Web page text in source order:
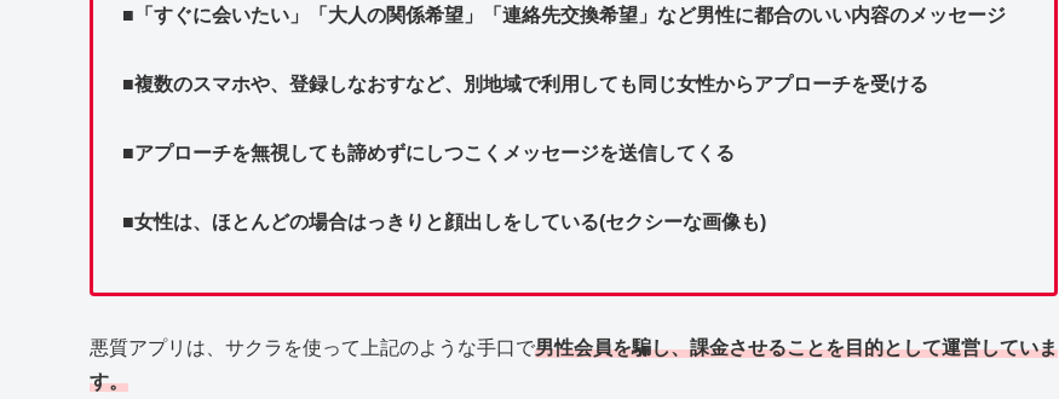
■「すぐに会いたい」「大人の関係希望」「連絡先交換希望」など男性に都合のいい内容のメッセージ
■複数のスマホや、登録しなおすなど、別地域で利用しても同じ女性からアプローチを受ける
■アプローチを無視しても諦めずにしつこくメッセージを送信してくる
■女性は、ほとんどの場合はっきりと顔出しをしている(セクシーな画像も)
悪質アプリは、サクラを使って上記のような手口で男性会員を騙し、課金させることを目的として運営していま
す。